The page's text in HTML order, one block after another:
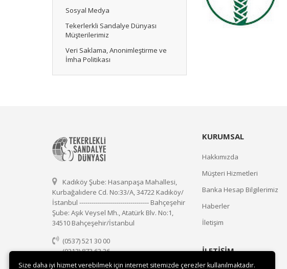
Sosyal Medya
Tekerlerkli Sandalye Dünyası
Müşterilerimiz
Veri Saklama, Anonimleştirme ve
İmha Politikası
Kadıköy Şube: Hasanpaşa Mahallesi,
Kurbağalıdere Cd. No:33/A, 34722 Kadıköy/
İstanbul ---------------------------------- Bahçeşehir
Şube: Aşık Veysel Mh., Atatürk Blv. No:1,
34510 Bahçeşehir/İstanbul
(0537) 521 30 00
(0212) 873 63 36
(0537) 521 30 00
KURUMSAL
Hakkımızda
Müşteri Hizmetleri
Banka Hesap Bilgilerimiz
Haberler
İletişim
İLETİŞİM
Size daha iyi hizmet verebilmek için internet sitemizde çerezler kullanılmaktadır.